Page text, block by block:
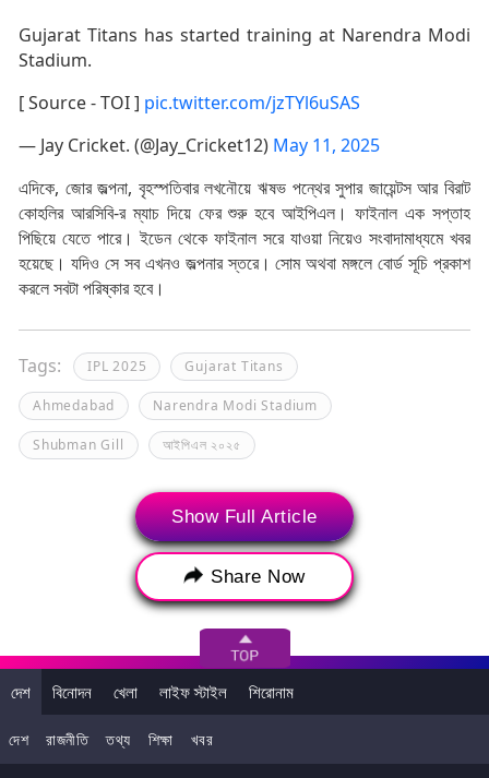
Gujarat Titans has started training at Narendra Modi
Stadium.
[ Source - TOI ] pic.twitter.com/jzTYl6uSAS
— Jay Cricket. (@Jay_Cricket12) May 11, 2025
এদিকে, জোর জল্পনা, বৃহস্পতিবার লখনৌয়ে ঋষভ পন্থের সুপার জায়েন্টস আর বিরাট
কোহলির আরসিবি-র ম্যাচ দিয়ে ফের শুরু হবে আইপিএল। ফাইনাল এক সপ্তাহ
পিছিয়ে যেতে পারে। ইডেন থেকে ফাইনাল সরে যাওয়া নিয়েও সংবাদামাধ্যমে খবর
হয়েছে। যদিও সে সব এখনও জল্পনার স্তরে। সোম অথবা মঙ্গলে বোর্ড সূচি প্রকাশ
করলে সবটা পরিষ্কার হবে।
Tags: IPL 2025 Gujarat Titans
Ahmedabad Narendra Modi Stadium
Shubman Gill আইপিএল ২০২৫
Show Full Article
Share Now
দেশ বিনোদন খেলা লাইফ স্টাইল শিরোনাম
দেশ রাজনীতি তথ্য শিক্ষা খবর